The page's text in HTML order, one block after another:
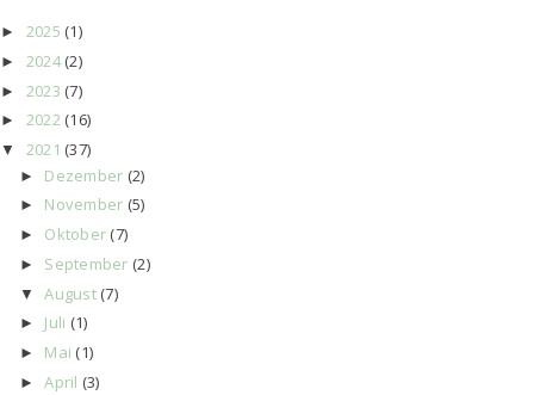
► 2025 (1)
► 2024 (2)
► 2023 (7)
► 2022 (16)
▼ 2021 (37)
► Dezember (2)
► November (5)
► Oktober (7)
► September (2)
▼August (7)
► Juli (1)
► Mai (1)
►April (3)